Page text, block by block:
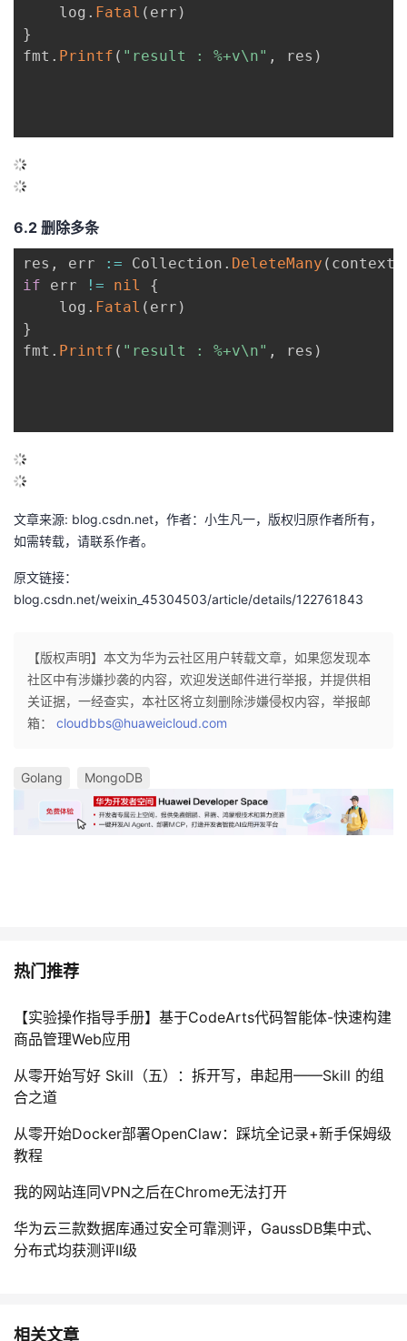
	log
. Fatal ( err )
}
fmt . Printf ( "result : %+v\n" , res )
6.2 删除多条
res , err := Collection . DeleteMany ( context
if err != nil
{
	log
. Fatal ( err )
}
fmt . Printf ( "result : %+v\n" , res )
文章来源: blog.csdn.net，作者：小生凡一，版权归原作者所有，
如需转载，请联系作者。
原文链接：
blog.csdn.net/weixin_45304503/article/details/122761843
【版权声明】本文为华为云社区用户转载文章，如果您发现本
社区中有涉嫌抄袭的内容，欢迎发送邮件进行举报，并提供相
关证据，一经查实，本社区将立刻删除涉嫌侵权内容，举报邮
箱： cloudbbs@huaweicloud.com
Golang MongoDB
热门推荐
【实验操作指导手册】基于CodeArts代码智能体-快速构建
商品管理Web应用
从零开始写好 Skill（五）：拆开写，串起用——Skill 的组
合之道
从零开始Docker部署OpenClaw：踩坑全记录+新手保姆级
教程
我的网站连同VPN之后在Chrome无法打开
华为云三款数据库通过安全可靠测评，GaussDB集中式、
分布式均获测评II级
相关文章